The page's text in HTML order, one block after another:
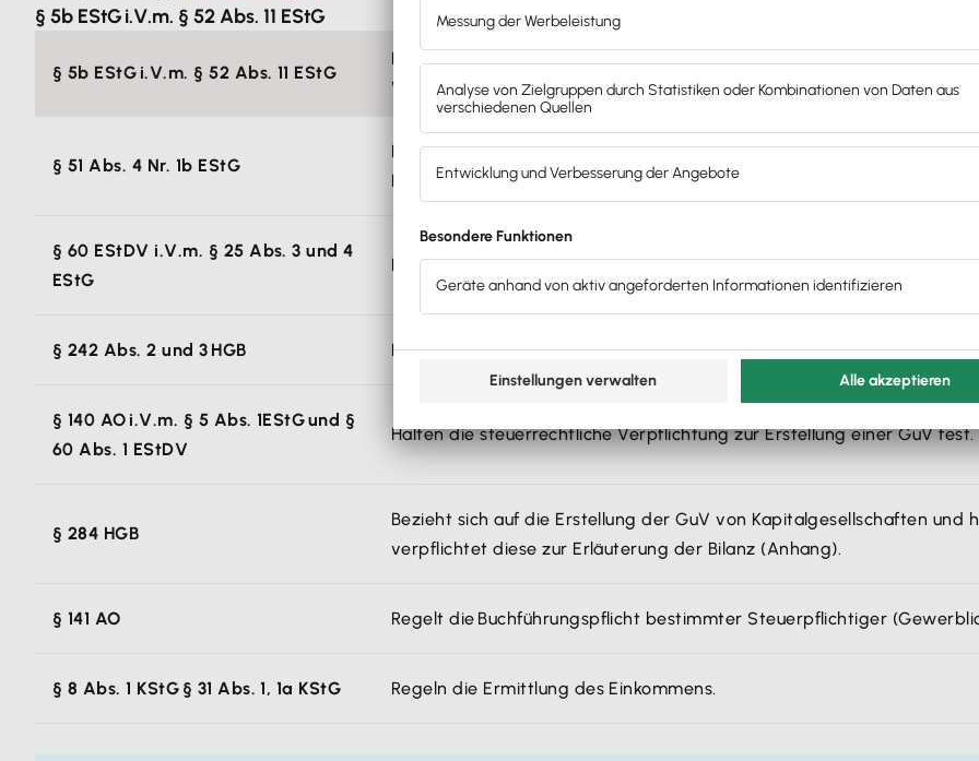
§ 5b EStG i.V.m. § 52 Abs. 11 EStG
§ 5b EStG i.V.m. § 52 Abs. 11 EStG
Regelt die Verpflichtung zur elektronischen Übermittlung von
Wirtschaftsjahre, die nach dem 31.12.2011 beginnen.
§ 51 Abs. 4 Nr. 1b EStG
Ermächtigt das Bundesfinanzministerium, den Mindestumfang der
Finanzbehörden der Länder).
§ 60 EStDV i.V.m. § 25 Abs. 3 und 4
EStG
Legen den Umfang fest, welche Daten du an das Finanzamt
§ 242 Abs. 2 und 3 HGB Halten die handelsrechtliche Verpflichtung zur Erstellung einer GuV
§ 140 AO i.V.m. § 5 Abs. 1EStG und §
60 Abs. 1 EStDV
Halten die steuerrechtliche Verpflichtung zur Erstellung einer GuV fest.
§ 284 HGB
Bezieht sich auf die Erstellung der GuV von Kapitalgesellschaften
verpflichtet diese zur Erläuterung der Bilanz (Anhang).
§ 141 AO Regelt die Buchführungspflicht bestimmter Steuerpflichtiger
§ 8 Abs. 1 KStG § 31 Abs. 1, 1a KStG Regeln die Ermittlung des Einkommens.